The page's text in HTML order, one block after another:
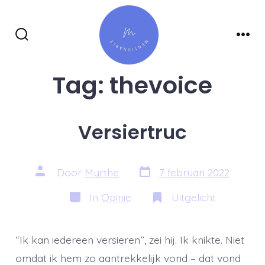
overslaan
Tag: thevoice
Versiertruc
Auteur
van
Door Myrthe Berichtdatum
7 februari 2022
Categorieën
In Opinie Uitgelicht
“Ik kan iedereen versieren”, zei hij. Ik knikte. Niet
omdat ik hem zo aantrekkelijk vond – dat vond